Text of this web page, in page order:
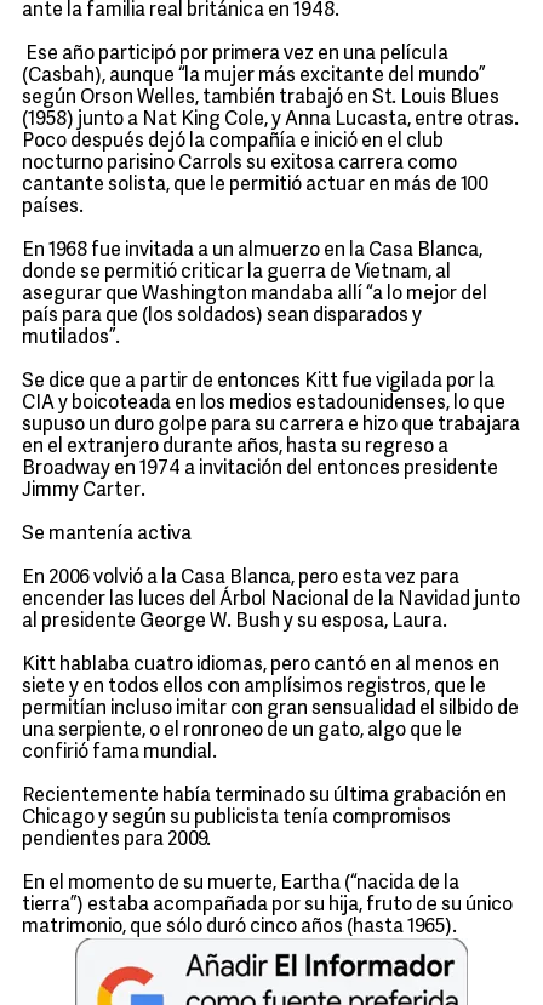
ante la familia real británica en 1948.
Ese año participó por primera vez en una película
(Casbah), aunque “la mujer más excitante del mundo”
según Orson Welles, también trabajó en St. Louis Blues
(1958) junto a Nat King Cole, y Anna Lucasta, entre otras.
Poco después dejó la compañía e inició en el club
nocturno parisino Carrols su exitosa carrera como
cantante solista, que le permitió actuar en más de 100
países.
En 1968 fue invitada a un almuerzo en la Casa Blanca,
donde se permitió criticar la guerra de Vietnam, al
asegurar que Washington mandaba allí “a lo mejor del
país para que (los soldados) sean disparados y
mutilados”.
Se dice que a partir de entonces Kitt fue vigilada por la
CIA y boicoteada en los medios estadounidenses, lo que
supuso un duro golpe para su carrera e hizo que trabajara
en el extranjero durante años, hasta su regreso a
Broadway en 1974 a invitación del entonces presidente
Jimmy Carter.
Se mantenía activa
En 2006 volvió a la Casa Blanca, pero esta vez para
encender las luces del Árbol Nacional de la Navidad junto
al presidente George W. Bush y su esposa, Laura.
Kitt hablaba cuatro idiomas, pero cantó en al menos en
siete y en todos ellos con amplísimos registros, que le
permitían incluso imitar con gran sensualidad el silbido de
una serpiente, o el ronroneo de un gato, algo que le
confirió fama mundial.
Recientemente había terminado su última grabación en
Chicago y según su publicista tenía compromisos
pendientes para 2009.
En el momento de su muerte, Eartha (“nacida de la
tierra”) estaba acompañada por su hija, fruto de su único
matrimonio, que sólo duró cinco años (hasta 1965).